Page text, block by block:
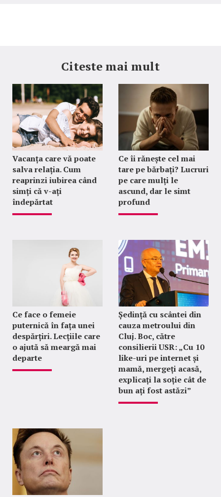
Citeste mai mult
Vacanța care vă poate
salva relația. Cum
reaprinzi iubirea când
simți că v-ați
îndepărtat
Ce îi rănește cel mai
tare pe bărbați? Lucruri
pe care mulți le
ascund, dar le simt
profund
Ce face o femeie
puternică în fața unei
despărțiri. Lecțiile care
o ajută să meargă mai
departe
Ședință cu scântei din
cauza metroului din
Cluj. Boc, către
consilierii USR: „Cu 10
like-uri pe internet și
mamă, mergeți acasă,
explicați la soție cât de
bun ați fost astăzi”